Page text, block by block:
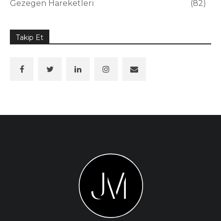
Gezegen Hareketleri 82
Takip Et